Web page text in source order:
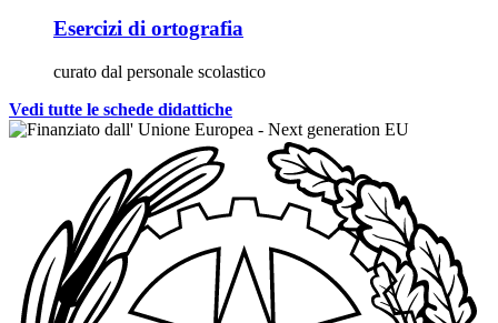
Esercizi di ortografia
curato dal personale scolastico
Vedi tutte le schede didattiche